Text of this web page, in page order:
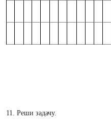
11. Реши задачу.